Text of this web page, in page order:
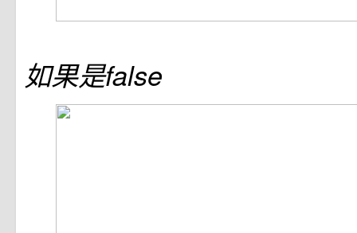
如果是false